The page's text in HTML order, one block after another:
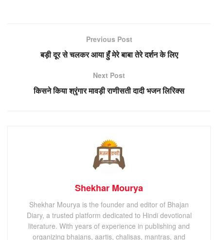
Previous Post
बड़ी दूर से चलकर आया हुँ मेरे बाबा तेरे दर्शन के लिए
Next Post
किसने किया श्रृंगार मावड़ी राणीसती दादी भजन लिरिक्स
Shekhar Mourya
Shekhar Mourya is the founder and editor of Bhajan
Diary, a trusted platform dedicated to Hindi devotional
literature. With years of experience in publishing and
organizing bhajans, aartis, chalisas, mantras, and